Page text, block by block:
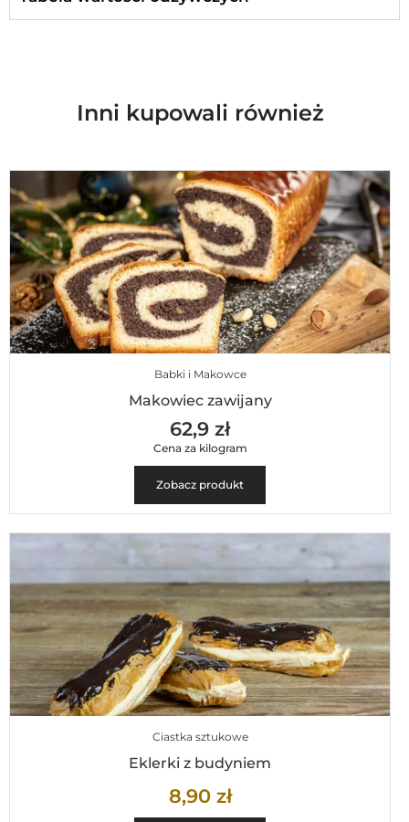
Inni kupowali również
Babki i Makowce
Makowiec zawijany
62,9 zł
Cena za kilogram
Zobacz produkt
Ciastka sztukowe
Eklerki z budyniem
8,90 zł